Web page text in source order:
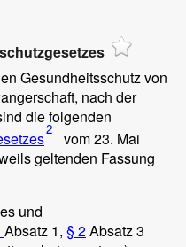
Gesundheitsschutz von
nach der
die folgenden
2
vom 23. Mai
geltenden Fassung
und
Absatz 1, § 2Absatz 3